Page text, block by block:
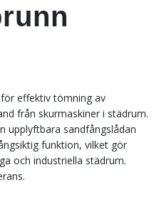
effektiv tömning av
från skurmaskiner i städrum.
upplyftbara sandfångslådan
funktion, vilket gör
och industriella städrum.